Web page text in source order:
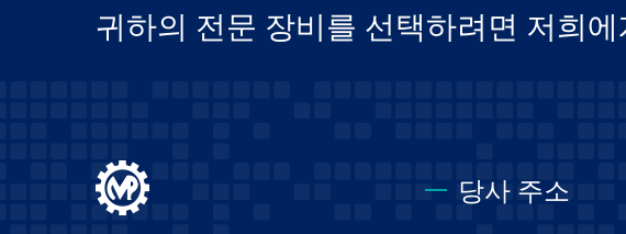
귀하의 전문 장비를 선택하려면 저희
당사 주소